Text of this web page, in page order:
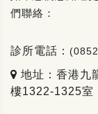
們聯絡：
診所電話：
地址：香港九
樓1322-1325室